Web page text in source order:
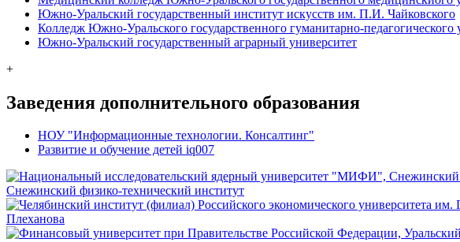
Южно-Уральский государственный институт искусств им. П.И. Чайковского
Колледж Южно-Уральского государственного гуманитарно-педагогического
Южно-Уральский государственный аграрный университет
+
Заведения дополнительного образования
НОУ "Информационные технологии. Консалтинг"
Развитие и обучение детей iq007
Снежинский физико-технический институт
Плеханова